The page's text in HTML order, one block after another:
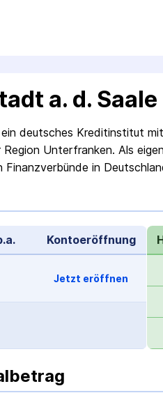
a. d.
deutsches Kreditinstitut
Unterfranken. Als
Finanzverbünde in
Konto­eröffnung
Jetzt eröffnen